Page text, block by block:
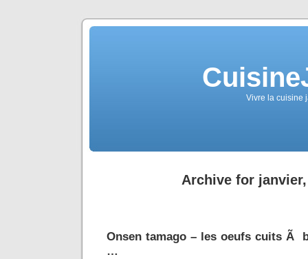
Vivre la cuisine
Archive for janvier,
Onsen tamago – les oeufs cuits Ã
…